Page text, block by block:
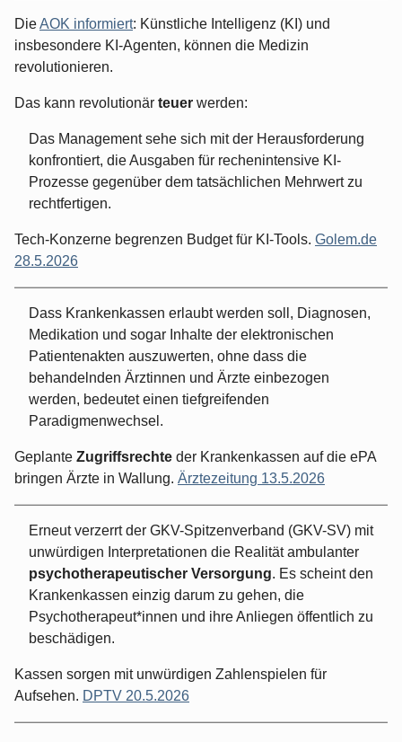
DieAOK informiert: Künstliche Intelligenz (KI) und
insbesondere KI-Agenten, können die Medizin
revolutionieren.
Das kann revolutionär teuer werden:
Das Management sehe sich mit der Herausforderung
konfrontiert, die Ausgaben für rechenintensive KI-
Prozesse gegenüber dem tatsächlichen Mehrwert zu
rechtfertigen.
Tech-Konzerne begrenzen Budget für KI-Tools. Golem.de
28.5.2026
Dass Krankenkassen erlaubt werden soll, Diagnosen,
Medikation und sogar Inhalte der elektronischen
Patientenakten auszuwerten, ohne dass die
behandelnden Ärztinnen und Ärzte einbezogen
werden, bedeutet einen tiefgreifenden
Paradigmenwechsel.
Geplante Zugriffsrechte der Krankenkassen auf die ePA
bringen Ärzte in Wallung. Ärztezeitung 13.5.2026
Erneut verzerrt der GKV-Spitzenverband (GKV-SV) mit
unwürdigen Interpretationen die Realität ambulanter
psychotherapeutischer Versorgung. Es scheint den
Krankenkassen einzig darum zu gehen, die
Psychotherapeut*innen und ihre Anliegen öffentlich zu
beschädigen.
Kassen sorgen mit unwürdigen Zahlenspielen für
Aufsehen. DPTV 20.5.2026